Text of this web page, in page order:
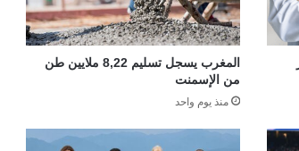
المغرب يسجل تسليم 8,22 ملايين طن
من الإسمنت
منذ يوم واحد